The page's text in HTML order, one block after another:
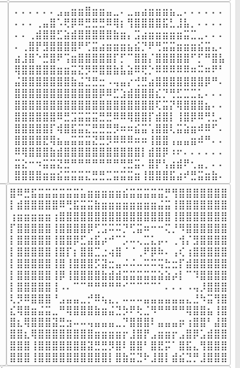
⠄⠄⠄⠄⠄⠄⣠⣤⣶⣶⣿⣶⣶⣤⣀⠄⣀⣤⣴⣶⣶⣶⣦⣀⠄⠄⠄⠄⠄⠄
⠄⠄⠄⢀⣤⣿⠡⢟⡿⠿⣛⣛⣛⠿⢿⡆⢻⣿⣿⣿⣿⣯⣃⣸⣧⡀⠄⠄⠄⠄
⠄⠄⢀⣾⣿⣿⣋⣵⣾⣿⣿⣿⣿⣿⣷⣶⡄⣩⣴⣶⣶⣶⣶⣶⣭⣉⣀⠄⠄⠄
⠄⢀⣿⡟⣻⣿⣿⣿⣿⠟⢋⣭⣴⣶⣶⣶⣦⣮⡙⠟⢛⣭⣭⣶⣶⣶⣮⣭⣄⠄
⣴⣸⣿⠑⣛⣿⠟⢩⣶⣿⣿⣿⣿⣿⡏⡋⠉⣿⣿⡌⣿⣿⣿⣿⣿⠋⡋⠛⣿⣧
⢿⣿⣿⣿⣿⣿⣶⣶⣭⣝⡻⠿⣿⣿⣷⣧⣵⠿⢟⡑⠿⠿⠿⠿⠿⠶⠭⠶⠟⠃
⣬⣿⣿⣿⣿⣿⣿⣿⣷⣬⣙⣛⣒⠠⢤⣤⡔⢚⣛⣴⣿⣿⣿⣿⣿⣿⣿⡿⠛⠄
⣿⣿⣿⣿⣿⣿⣿⣿⣿⣿⣿⣿⡿⠿⣋⣱⣾⣿⣿⣿⣎⡙⢛⣋⣉⣉⣅⠄⠄⠄
⣿⣿⣿⣿⣿⣿⣿⣿⣿⣿⣿⣿⣿⣿⣿⣿⣿⣿⣿⣿⢏⣭⡝⢿⣿⣿⣿⣦⠄⠄
⣿⣿⣿⣿⣿⣿⠿⣛⣩⣭⣭⣭⣛⣛⠿⠿⢿⣿⣿⡏⣾⣿⡇⢸⣿⡿⠿⢛⣃⠄
⣿⣿⣿⣿⣿⡏⢾⣿⣯⣭⣍⣛⣛⣛⡻⠶⠶⣮⣭⢡⣿⣿⢇⣭⣵⣶⠾⠿⠋⠄
⣿⣿⣿⣿⣟⢿⣦⣤⣭⣭⣭⣝⣛⡻⠿⠿⠿⠶⠶⢸⣿⣿⢠⣤⣤⣶⠾⠛⠄⠄
⠿⢿⣿⣿⣿⣷⣾⣿⣿⣿⣿⣿⣿⣿⣿⣿⣿⣿⡇⣾⣿⡿⠰⠖⠄⠄⠄⠄⠄⠄
⣭⣕⠒⠲⣭⣭⣝⣛⠛⠛⠛⠛⠛⠛⠛⢛⣛⣭⠄⣿⡟⢣⣴⣾⠟⢂⣤⡀⠄⠄
⣿⣿⣿⣿⣶⣶⣮⣭⣭⣭⣍⣛⣛⣉⣭⣭⣭⣶⢸⣿⣿⣿⣯⣴⠞⣛⣭⣶⣷⠄
⣿⠿⣛⣯⣭⣭⣭⣭⣭⣭⣥⣶⣶⣶⣶⣶⣮⣭⣭⣭⣭⣭⡛⢻⣿⣿⣿⣿⣿⣿⣿
⡇⣾⣿⣿⣿⣿⣿⠿⢛⣯⣭⣭⣷⣶⣶⣶⣶⣶⣶⣶⣶⣬⣭⢸⣿⣿⣿⣿⣿⣿⣿
⢰⣶⣶⣶⣶⣶⢰⣿⣿⣿⣿⣿⣿⣿⣿⣿⣿⣿⣿⣿⣿⣿⣿⢸⣿⣿⣿⣿⣿⣿⣿
⡏⣿⣿⣿⣿⣿⢸⣿⣿⣿⣿⡿⢋⣩⠭⠭⡙⢋⣭⠶⠒⠒⢍⡘⠻⣿⣿⣿⣿⣿⣿
⡇⣿⣿⣿⣿⣿⢸⣿⣿⡿⣋⣴⣯⡴⠚⠉⡡⠤⢄⣉⣅⡤⠄⢀⢺⡌⣻⣿⣿⣿⣿
⡇⣿⣿⣿⣿⣿⢸⣿⡏⡆⣿⣿⣉⣐⢴⣿⠈⠈⢀⠟⡿⠷⠄⢠⢎⢰⣿⣿⣿⣿⣿
⡇⣿⣿⣿⣿⣿⢸⣿⢸⣿⣿⣿⡫⣽⣒⣤⠬⠬⠤⠭⠭⢭⣓⣒⡏⣾⣿⣿⣿⣿⣿
⡇⣿⣿⣿⣿⣿⢸⡿⢸⣿⣿⣿⣿⣷⣾⣾⣭⣭⣭⣭⣭⣵⣵⡴⡇⠉⠹⣿⣿⣿⣿
⡇⣿⣿⣿⣿⣿⢸⠠⠄⠉⠉⠛⠛⠛⠛⠛⠊⠉⠉⠉⠉⠁⠄⠄⠄⠠⢤⡸⣿⣿⣿
⢇⡻⠿⣿⣿⣿⠘⣠⣤⣤⣀⡚⠿⢦⣄⡀⠤⠤⠤⣤⣤⣤⣤⣤⣤⣄⣘⠳⣭⢻⣿
⣎⢿⣿⣶⣬⣭⣀⠛⢿⣿⣿⣿⣷⣶⣬⣙⡳⠟⢗⣈⠻⠛⠛⠛⠛⢿⣿⣿⣦⢸⣿
⣿⣆⢿⣿⣿⣿⣽⣛⣲⠤⠤⢤⣤⣤⣤⣀⡙⣿⣿⣿⠇⣤⣤⣤⡶⢰⣿⣿⠃⣼⣿
⣿⣿⣆⢿⣿⣿⣿⣿⣿⣿⣿⣿⣶⣶⣶⣶⡖⣸⣿⡟⣠⣶⣶⡖⣠⣿⡿⣡⣾⣿⣿
⣿⣿⣿⢸⣿⣿⣿⣿⣿⣿⣿⣽⣛⣛⡻⣿⠇⣿⣿⠃⣿⣟⡭⠁⣿⣯⣄⢻⣿⣿⣿
⣿⣿⣿⢸⣿⣿⣿⣿⣿⣿⣿⣿⣿⣿⡇⣿⣷⣭⣙⠗⣸⣿⡇⣾⣮⣙⡛⣸⣿⣿⣿